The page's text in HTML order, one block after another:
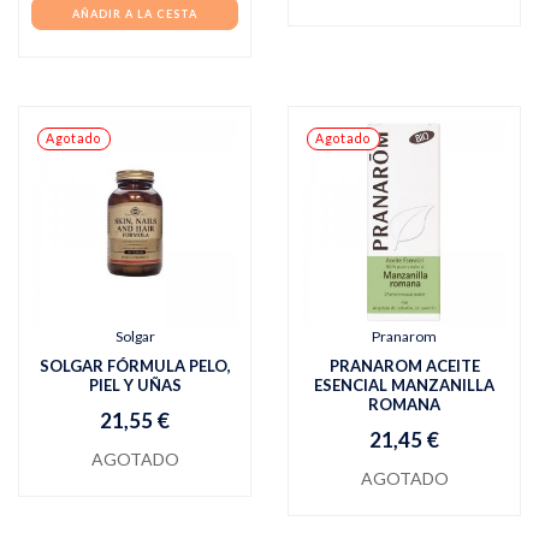
AÑADIR A LA CESTA
Agotado
Solgar
SOLGAR FÓRMULA PELO,
PIEL Y UÑAS
21,55 €
AGOTADO
Agotado
Pranarom
PRANAROM ACEITE
ESENCIAL MANZANILLA
ROMANA
21,45 €
AGOTADO